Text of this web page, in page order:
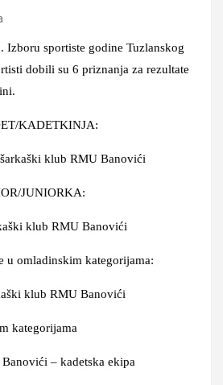
Izboru sportiste godine Tuzlanskog
dobili su 6 priznanja za rezultate
KADETKINJA:
klub RMU Banovići
JUNIORKA:
klub RMU Banovići
u omladinskim kategorijama:
klub RMU Banovići
kategorijama
– kadetska ekipa